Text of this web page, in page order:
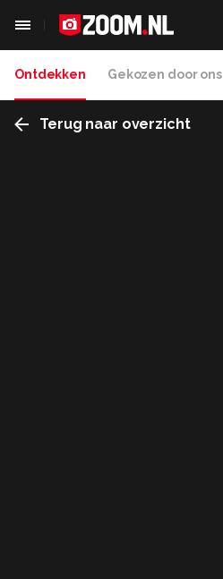
Ontdekken Gekozen door ons
Terug naar overzicht